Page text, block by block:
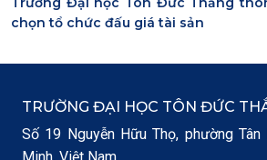
chọn tổ chức đấu giá tài sản
TRƯỜNG ĐẠI HỌC TÔN ĐỨC
Số 19 Nguyễn Hữu Thọ, phường Tân